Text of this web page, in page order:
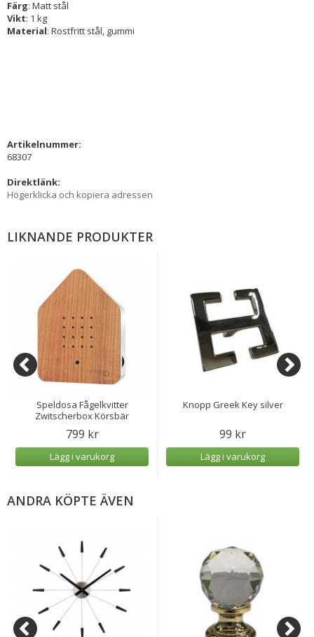
Färg: Matt stål
Vikt: 1 kg
Material: Rostfritt stål, gummi
Artikelnummer:
68307
Direktlänk:
Högerklicka och kopiera adressen
LIKNANDE PRODUKTER
Speldosa Fågelkvitter
Zwitscherbox Körsbär
799 kr
Lägg i varukorg
Knopp Greek Key silver
99 kr
Lägg i varukorg
ANDRA KÖPTE ÄVEN